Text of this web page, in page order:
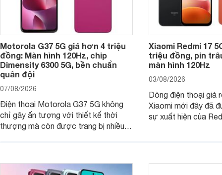
Motorola G37 5G giá hơn 4 triệu
đồng: Màn hình 120Hz, chip
Dimensity 6300 5G, bền chuẩn
quân đội
07/08/2026
Điện thoại Motorola G37 5G không
chỉ gây ấn tượng với thiết kế thời
thượng mà còn được trang bị nhiều
Xiaomi Redmi 17
triệu đồng, pin
màn hình 120Hz
03/08/2026
Dòng điện thoại giá
Xiaomi mới đây đã
sự xuất hiện của